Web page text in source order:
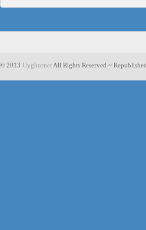
© 2013 Uyghurnet All Rights Reserved ~